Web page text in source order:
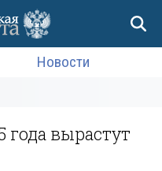
Новости
года вырастут